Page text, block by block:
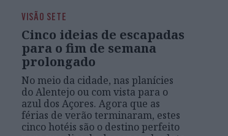
VISÃO SETE
Cinco ideias de escapadas
para o fim de semana
prolongado
No meio da cidade, nas planícies
do Alentejo ou com vista para o
azul dos Açores. Agora que as
férias de verão terminaram, estes
cinco hotéis são o destino perfeito